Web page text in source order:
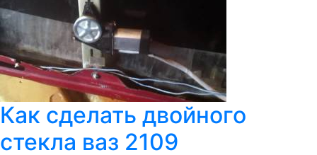
Как сделать двойного
стекла ваз 2109